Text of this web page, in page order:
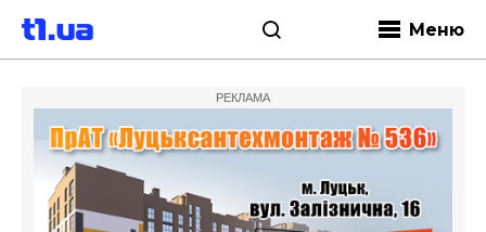
Меню
РЕКЛАМА